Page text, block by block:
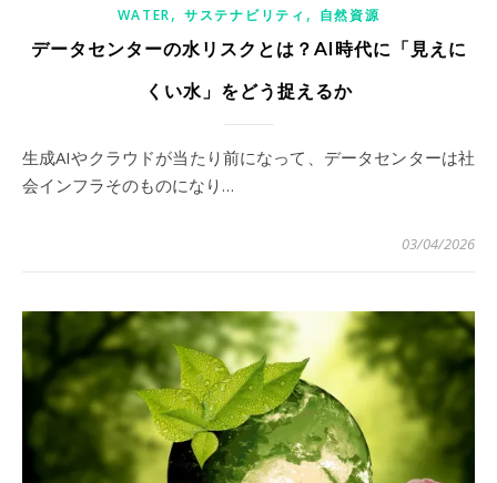
WATER,サステナビリティ , 自然資源
データセンターの水リスクとは？AI時代に「見えに
くい水」をどう捉えるか
生成AIやクラウドが当たり前になって、データセンターは社
会インフラそのものになり…
03/04/2026